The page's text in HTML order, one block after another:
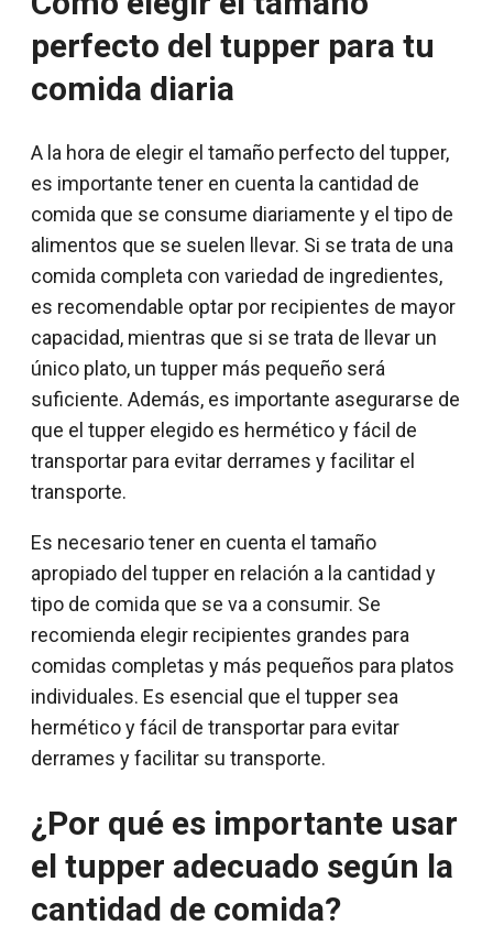
perfecto del tupper para tu
comida diaria
A la hora de elegir el tamaño perfecto del tupper,
es importante tener en cuenta la cantidad de
comida que se consume diariamente y el tipo de
alimentos que se suelen llevar. Si se trata de una
comida completa con variedad de ingredientes,
es recomendable optar por recipientes de mayor
capacidad, mientras que si se trata de llevar un
único plato, un tupper más pequeño será
suficiente. Además, es importante asegurarse de
que el tupper elegido es hermético y fácil de
transportar para evitar derrames y facilitar el
transporte.
Es necesario tener en cuenta el tamaño
apropiado del tupper en relación a la cantidad y
tipo de comida que se va a consumir. Se
recomienda elegir recipientes grandes para
comidas completas y más pequeños para platos
individuales. Es esencial que el tupper sea
hermético y fácil de transportar para evitar
derrames y facilitar su transporte.
¿Por qué es importante usar
el tupper adecuado según la
cantidad de comida?